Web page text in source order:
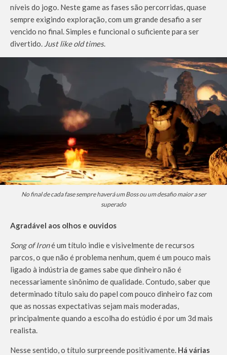
níveis do jogo. Neste game as fases são percorridas, quase
sempre exigindo exploração, com um grande desafio a ser
vencido no final. Simples e funcional o suficiente para ser
divertido. Just like old times.
No final de cada fase sempre haverá um Boss ou um desafio maior a ser
superado
Agradável aos olhos e ouvidos
Song of Ironé um título indie e visivelmente de recursos
parcos, o que não é problema nenhum, quem é um pouco mais
ligado à indústria de games sabe que dinheiro não é
necessariamente sinônimo de qualidade. Contudo, saber que
determinado título saiu do papel com pouco dinheiro faz com
que as nossas expectativas sejam mais moderadas,
principalmente quando a escolha do estúdio é por um 3d mais
realista.
Nesse sentido, o título surpreende positivamente. Há várias